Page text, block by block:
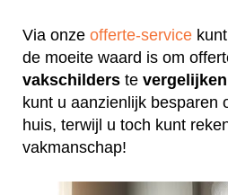
Via onze offerte-service
de moeite waard is om
vakschilders te vergelijken
kunt u aanzienlijk besparen
huis, terwijl u toch kunt
vakmanschap!